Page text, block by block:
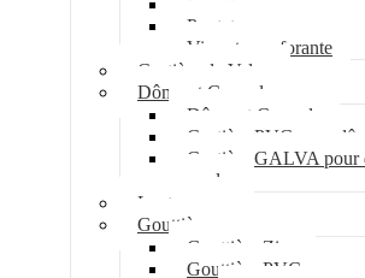
Pontet
Vis auto-perforante
Costière de Velux
Dôme et Coupole
Dôme et Coupole
Costière PVC pour
Costière GALVA pour
coupoles
Lanterneau
Gouttière
Gouttière Zinc
Gouttière PVC